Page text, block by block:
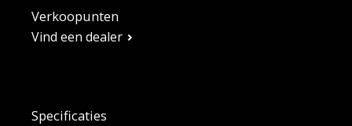
Verkoopunten
Vind een dealer
Specificaties